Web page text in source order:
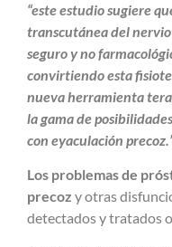
“este estudio sugiere
transcutánea del
seguro y no
convirtiendo esta
nueva herramienta
la gama de
con eyaculación
Los problemas de
precoz y otras
detectados y tratados